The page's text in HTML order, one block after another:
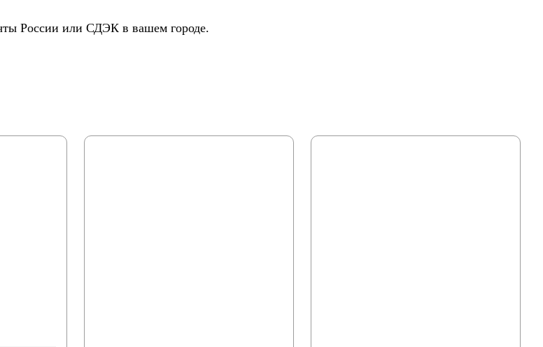
России или СДЭК в вашем городе.